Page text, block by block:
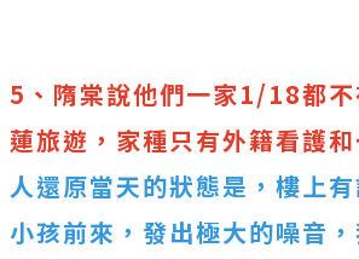
5、隋棠說他們一家1/18都
蓮旅遊，家種只有外籍看護和
人還原當天的狀態是，樓上
小孩前來，發出極大的噪音